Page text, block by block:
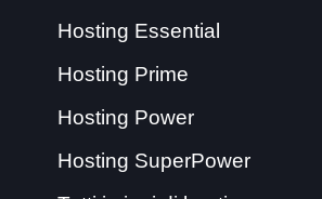
Hosting Essential
Hosting Prime
Hosting Power
Hosting SuperPower